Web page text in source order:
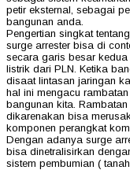
petir eksternal, sebagai
bangunan anda.
Pengertian singkat
surge arrester bisa di
secara garis besar
listrik dari PLN. Ketika
disaat lintasan jaringan
hal ini mengacu
bangunan kita.
dikarenakan bisa
komponen perangkat
Dengan adanya surge
bisa dinetralisirkan
sistem pembumian ( tanah